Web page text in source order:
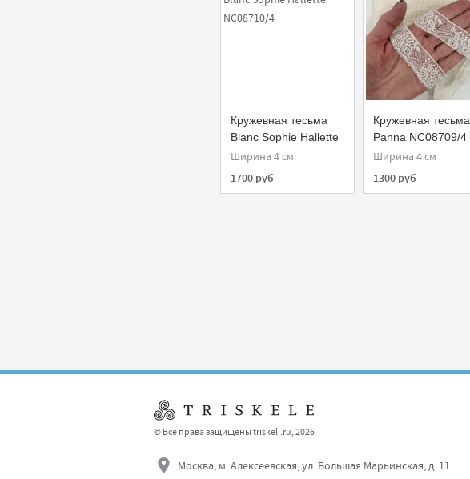
Кружевная тесьма
Blanc Sophie Hallette
NC08710/4
Ширина 4 см
1700 руб
Кружевная тесьма
Panna NC08709/4
Ширина 4 см
1300 руб
© Все права защищены triskeli.ru, 2026
Москва, м. Алексеевская, ул. Большая Марьинская, д. 11